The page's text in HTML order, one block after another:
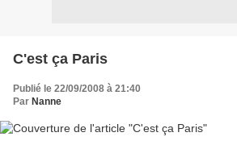
C'est ça Paris
Publié le 22/09/2008 à 21:40
Par Nanne